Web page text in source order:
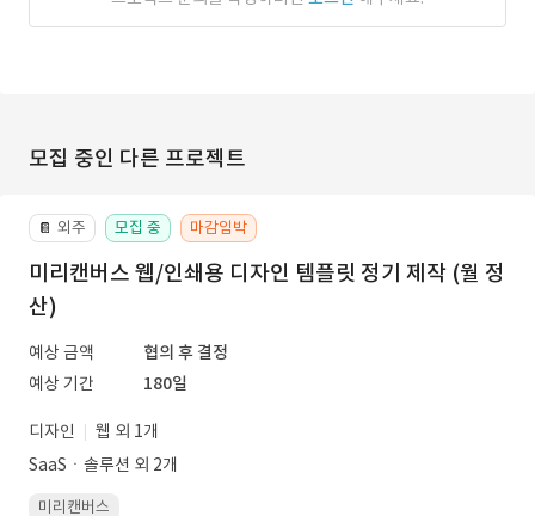
모집 중인 다른 프로젝트
📔 외주 모집 중 마감임박
미리캔버스 웹/인쇄용 디자인 템플릿 정기 제작 (월 정
산)
예상 금액
협의 후 결정
예상 기간
180일
디자인
웹 외 1개
SaaSㆍ솔루션 외 2개
미리캔버스